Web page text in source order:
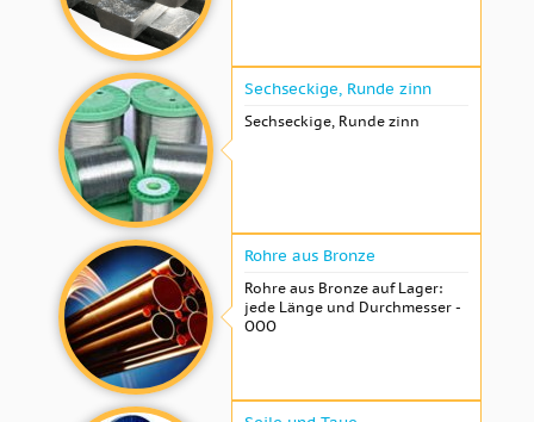
Sechseckige, Runde zinn
Sechseckige, Runde zinn
Rohre aus Bronze
Rohre aus Bronze auf Lager:
jede Länge und Durchmesser -
OOO